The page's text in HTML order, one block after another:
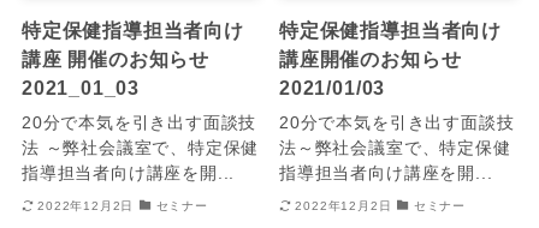
特定保健指導担当者向け
講座 開催のお知らせ
2021_01_03
20分で本気を引き出す面談技
法​​ ～弊社会議室で、特定保健
指導担当者向け講座を開...
2022年12月2日 セミナー
特定保健指導担当者向け
講座開催のお知らせ
2021/01/03
20分で本気を引き出す面談技
法​​～弊社会議室で、特定保健
指導担当者向け講座を開...
2022年12月2日 セミナー